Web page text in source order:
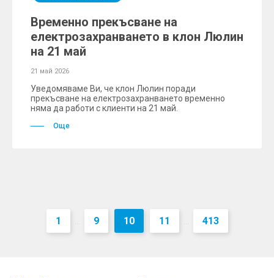
Временно прекъсване на
електрозахранването в клон Люлин
на 21 май
21 май 2026
Уведомяваме Ви, че клон Люлин поради
прекъсване на електрозахранването временно
няма да работи с клиенти на 21 май.
Още
1 ... 9 10 11 ... 413